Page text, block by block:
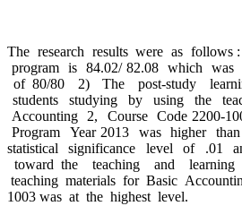
The research results were as
program is 84.02/ 82.08 which was
of 80/80
2) The post-study
students studying by using the
Accounting 2, Course Code 2200-
Program Year 2013 was higher
statistical significance level of .01
toward the teaching and
teaching materials for Basic
1003 was at the highest level.